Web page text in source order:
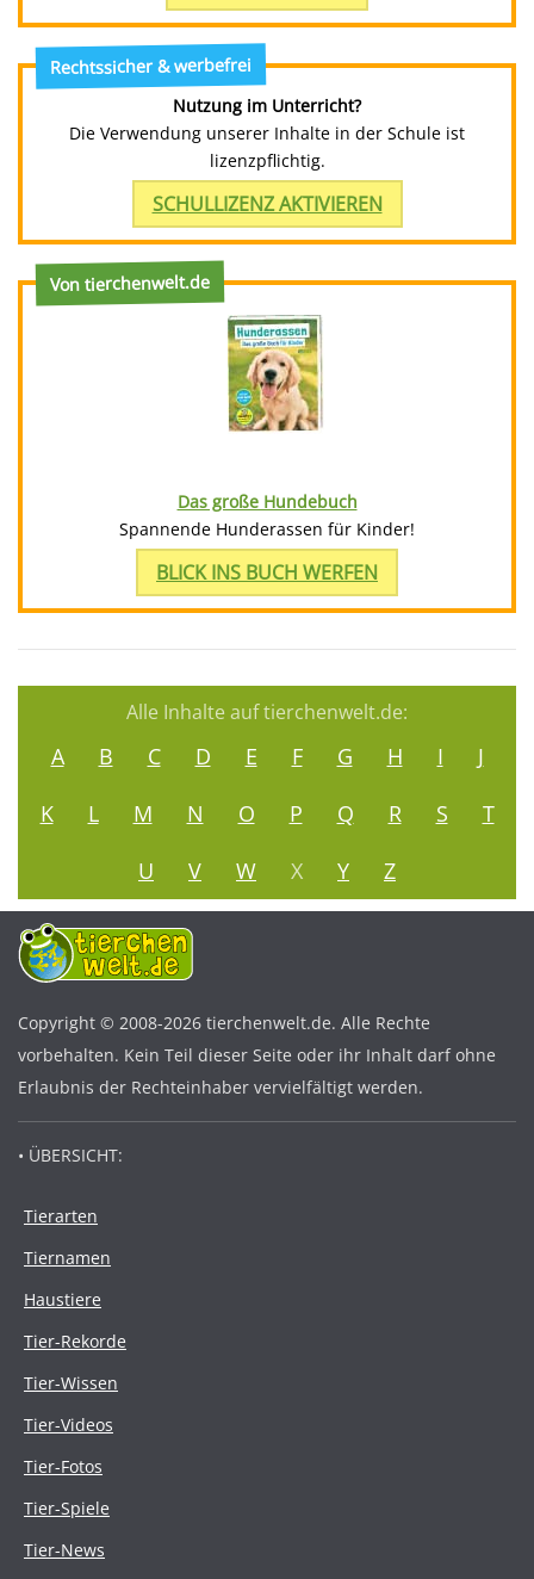
Rechtssicher & werbefrei
Nutzung im Unterricht?
Die Verwendung unserer Inhalte in der Schule ist
lizenzpflichtig.
SCHULLIZENZ AKTIVIEREN
Von tierchenwelt.de
Das große Hundebuch
Spannende Hunderassen für Kinder!
BLICK INS BUCH WERFEN
Alle Inhalte auf tierchenwelt.de:
A B C D E F G H I
J
K
L M N O P Q R S
T
U
V W X Y Z
Copyright © 2008-2026 tierchenwelt.de. Alle Rechte
vorbehalten. Kein Teil dieser Seite oder ihr Inhalt darf ohne
Erlaubnis der Rechteinhaber vervielfältigt werden.
• ÜBERSICHT:
Tierarten
Tiernamen
Haustiere
Tier-Rekorde
Tier-Wissen
Tier-Videos
Tier-Fotos
Tier-Spiele
Tier-News